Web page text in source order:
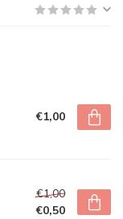
€1,00
€1,00
€0,50